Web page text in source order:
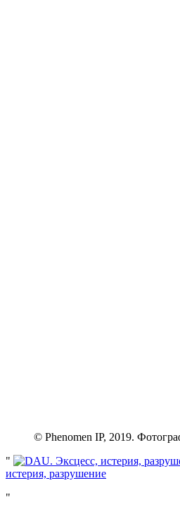
© Phenomen IP, 2019.
истерия, разрушение